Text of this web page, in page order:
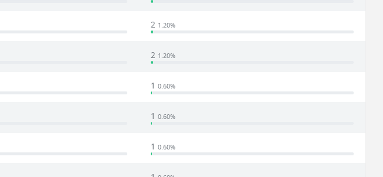
2 1.20%
2 1.20%
10.60%
10.60%
10.60%